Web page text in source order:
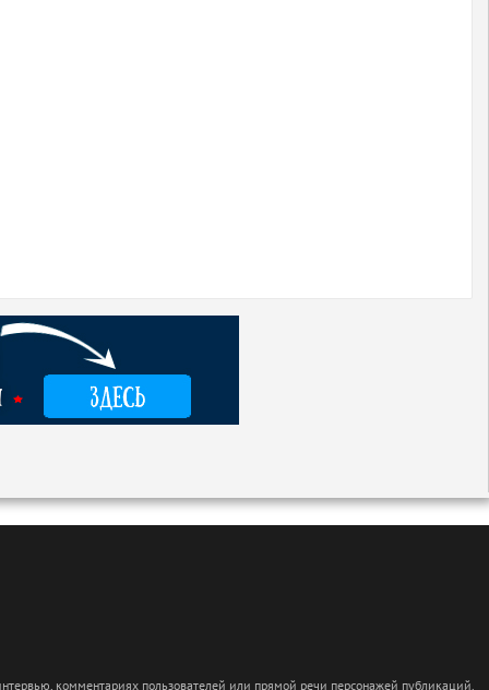
комментариях пользователей или прямой речи персонажей публикаций.